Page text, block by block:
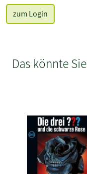
zum Login
Das könnte